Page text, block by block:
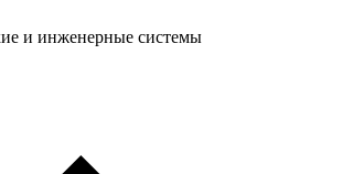
и инженерные системы